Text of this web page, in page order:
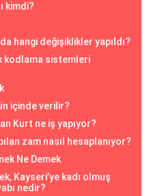
kimdi?
hangi değişiklikler yapıldı?
kodlama sistemleri
içinde verilir?
Kurt ne iş yapıyor?
zam nasıl hesaplanıyor?
Ne Demek
Kayseri’ye kadı olmuş
nedir?